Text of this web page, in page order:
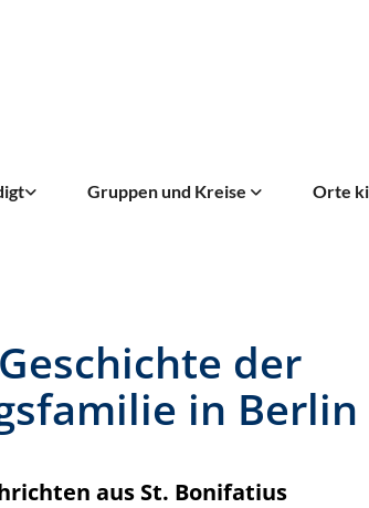
Gruppen und Kreise Orte
der
in Berlin
aus St. Bonifatius